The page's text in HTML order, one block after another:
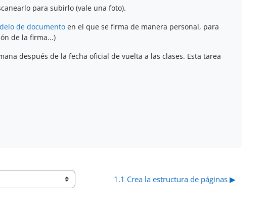
para subirlo (vale una foto).
de documento en el que se firma de manera personal, para
de la firma...)
después de la fecha oficial de vuelta a las clases. Esta tarea
1.1 Crea la estructura de páginas ▶︎